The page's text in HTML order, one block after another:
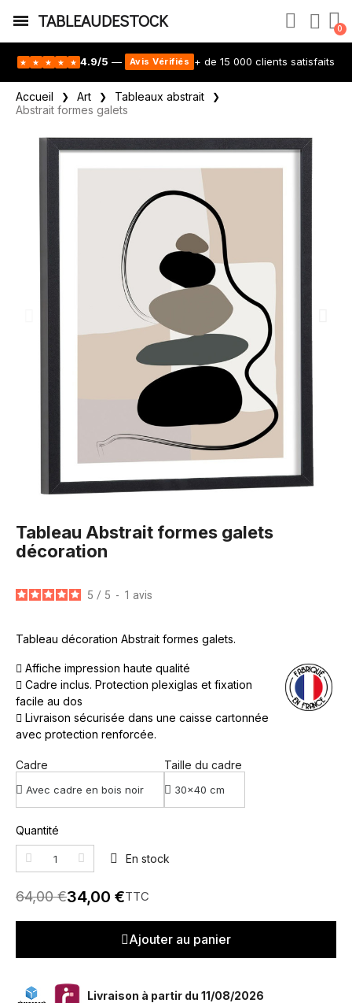
TABLEAUDESTOCK
★ ★ ★ ★ ★ 4.9/5 — Avis Vérifiés + de 15 000 clients satisfaits
Accueil Art
Tableaux abstrait
Abstrait formes galets
Tableau Abstrait formes galets
décoration
5 / 5 - 1 avis
Tableau décoration Abstrait formes galets.
Affiche impression haute qualité
Cadre inclus. Protection plexiglas et fixation
facile au dos
Livraison sécurisée dans une caisse cartonnée
avec protection renforcée.
Cadre Taille du cadre
Quantité
En stock
64,00 €34,00 €TTC
Ajouter au panier
Livraison à partir du 11/08/2026